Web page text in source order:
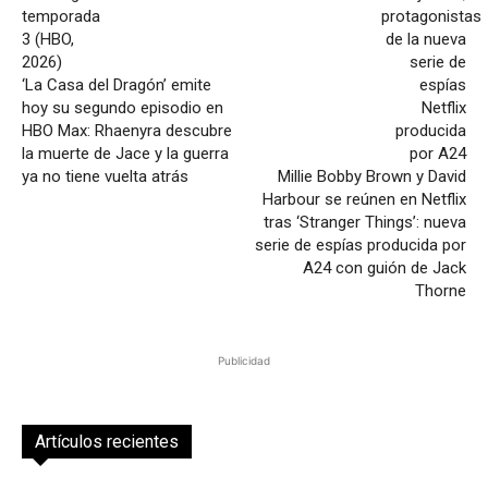
‘La Casa del Dragón’ emite
hoy su segundo episodio en
HBO Max: Rhaenyra descubre
la muerte de Jace y la guerra
ya no tiene vuelta atrás
Millie Bobby Brown y David
Harbour se reúnen en Netflix
tras ‘Stranger Things’: nueva
serie de espías producida por
A24 con guión de Jack
Thorne
Publicidad
Artículos recientes